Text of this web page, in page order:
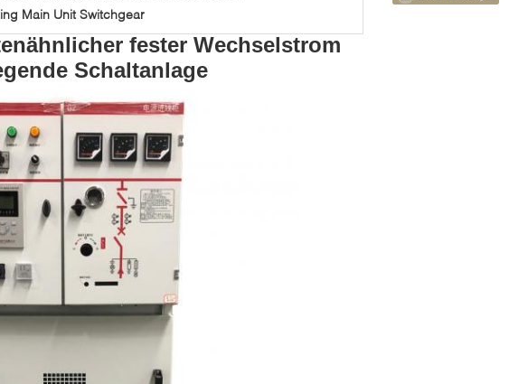
Main Unit Switchgear
fester Wechselstrom
Schaltanlage